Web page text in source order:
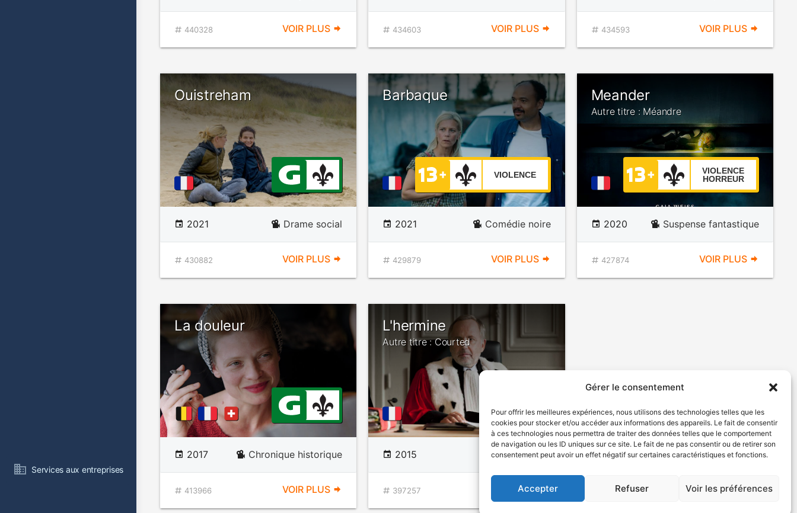
Gérer le consentement
Pour offrir les meilleures expériences, nous utilisons des technologies telles que les
cookies pour stocker et/ou accéder aux informations des appareils. Le fait de consentir
à ces technologies nous permettra de traiter des données telles que le comportement
de navigation ou les ID uniques sur ce site. Le fait de ne pas consentir ou de retirer son
consentement peut avoir un effet négatif sur certaines caractéristiques et fonctions.
Accepter Refuser Voir les préférences
Services aux entreprises
440328 VOIR PLUS 434603 VOIR PLUS 434593 VOIR PLUS
Ouistreham
2021 Drame social
430882 VOIR PLUS
Barbaque
VIOLENCE
2021 Comédie noire
429879 VOIR PLUS
Meander
Autre titre : Méandre
VIOLENCE
HORREUR
2020 Suspense fantastique
427874 VOIR PLUS
La douleur
2017 Chronique historique
413966 VOIR PLUS
L'hermine
Autre titre : Courted
2015 Drame
397257 VOIR PLUS